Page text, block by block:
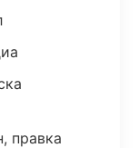
правка